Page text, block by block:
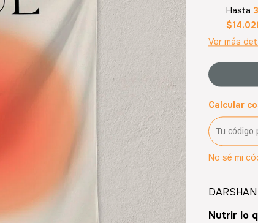
Hasta
Ver más
Calcular
No sé mi
Nutrir lo